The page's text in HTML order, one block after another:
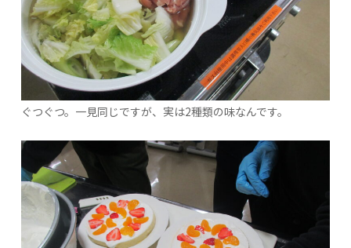
ぐつぐつ。一見同じですが、実は2種類の味なんです。